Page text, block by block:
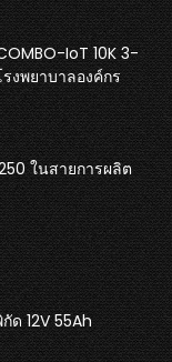
IoT 10K 3-
งพยาบาลองค์กร
ในสายการผลิต
ด 12V 55Ah